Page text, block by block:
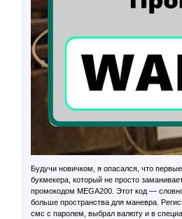
Будучи новичком, я опасался, что
букмекера, который не просто
промокодом MEGA200. Этот код —
больше пространства для маневра.
смс с паролем, выбрал валюту и в